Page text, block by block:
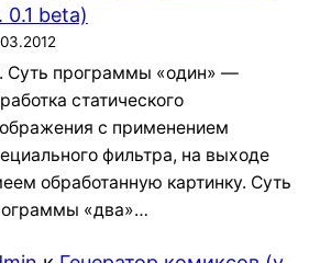
0.1 beta)
Суть программы «один» —
статического
с применением
фильтра, на выходе
обработанную картинку. Суть
«два»…